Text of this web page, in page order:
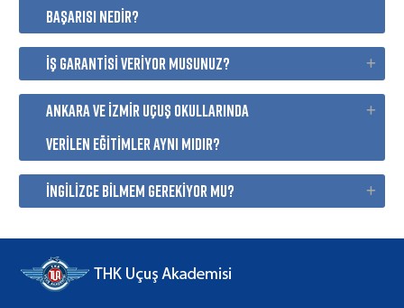
BAŞARISI NEDİR?
İŞ GARANTİSİ VERİYOR MUSUNUZ?
ANKARA VE İZMİR UÇUŞ OKULLARINDA
VERİLEN EĞİTİMLER AYNI MIDIR?
İNGİLİZCE BİLMEM GEREKİYOR MU?